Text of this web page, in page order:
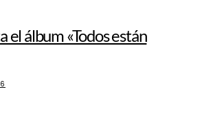
el álbum «Todos están